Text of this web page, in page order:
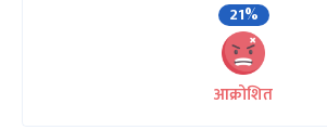
21%
आक्रोशित